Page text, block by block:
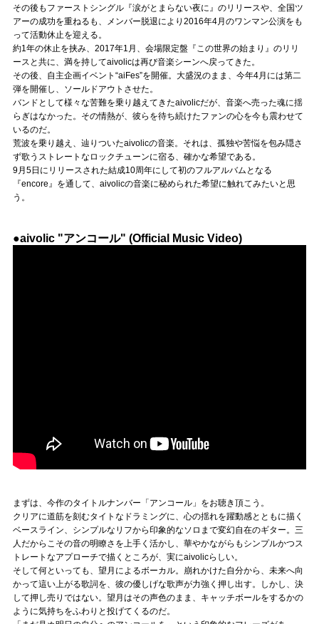
Official SNS
その後もファーストシングル『涙がとまらない夜に』のリリースや、全国ツ
アーの成功を重ねるも、メンバー脱退により2016年4月のワンマン公演をも
って活動休止を迎える。
約1年の休止を挟み、2017年1月、会場限定盤『この世界の始まり』のリリ
ースと共に、満を持してaivolicは再び音楽シーンへ戻ってきた。
その後、自主企画イベント“aiFes”を開催。大盛況のまま、今年4月には第二
弾を開催し、ソールドアウトさせた。
バンドとして様々な苦難を乗り越えてきたaivolicだが、音楽へ売った魂に揺
らぎはなかった。その情熱が、彼らを待ち続けたファンの心を今も震わせて
いるのだ。
荒波を乗り越え、辿りついたaivolicの音楽。それは、孤独や苦悩を包み隠さ
ず歌うストレートなロックチューンに宿る、確かな希望である。
9月5日にリリースされた結成10周年にして初のフルアルバムとなる
『encore』を通して、aivolicの音楽に秘められた希望に触れてみたいと思
う。
●aivolic "アンコール" (Official Music Video)
まずは、今作のタイトルナンバー「アンコール」をお聴き頂こう。
クリアに道筋を刻むタイトなドラミングに、心の揺れを躍動感とともに描く
ベースライン、シンプルなリフから印象的なソロまで変幻自在のギター。三
人だからこその音の明瞭さを上手く活かし、華やかながらもシンプルかつス
トレートなアプローチで描くところが、実にaivolicらしい。
そして何といっても、望月によるボーカル。崩れかけた自分から、未来へ向
かって這い上がる歌詞を、彼の優しげな歌声が力強く押し出す。しかし、決
して押し売りではない。望月はその声色のまま、キャッチボールをするかの
ように気持ちをふわりと投げてくるのだ。